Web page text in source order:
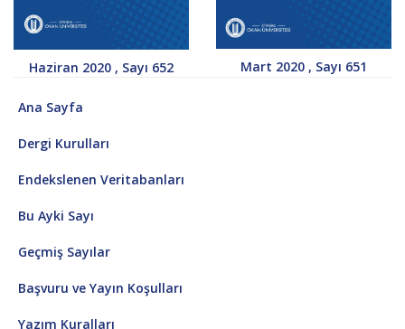
Haziran 2020 , Sayı 652 Mart 2020 , Sayı 651
Ana Sayfa
Dergi Kurulları
Endekslenen Veritabanları
Bu Ayki Sayı
Geçmiş Sayılar
Başvuru ve Yayın Koşulları
Yazım Kuralları